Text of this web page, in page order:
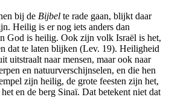
bij de Bijbel te rade gaan, blijkt daar
Heilig is er nog iets anders dan
God is heilig. Ook zijn volk Israël is het,
dat te laten blijken (Lev. 19). Heiligheid
uitstraalt naar mensen, maar ook naar
en natuurverschijnselen, en die hen
zijn heilig, de grote feesten zijn het,
en de berg Sinaï. Dat betekent niet dat